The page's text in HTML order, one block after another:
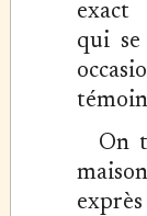
exact
qui
On